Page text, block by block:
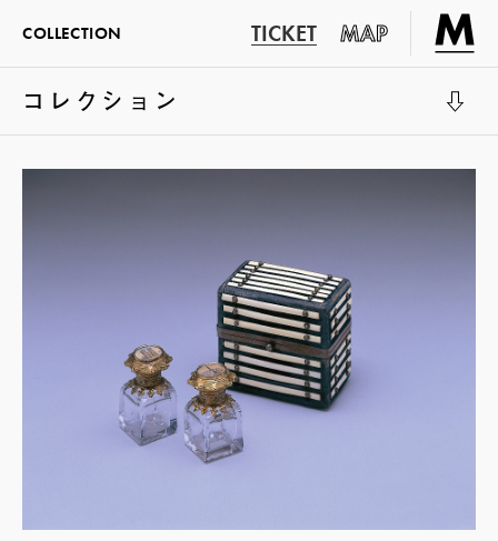
COLLECTION TICKET MAP
コレクション
展示室1